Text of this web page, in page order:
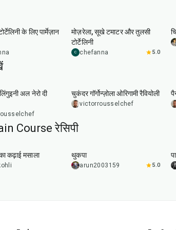
के लिए पार्मेज़ान
मोज़रेला, सूखे टमाटर और तुलसी
टोर्टेलिनी
C chefanna 5.0
लिंगुइनी अल नेरो दी
चुकंदर गॉर्गोन्ज़ोला ओरिगामी रैवियोली
victorrousselchef
Course रेसिपी
कढ़ाई मसाला थुकपा
arun2003159 5.0